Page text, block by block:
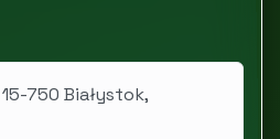
750 Białystok,